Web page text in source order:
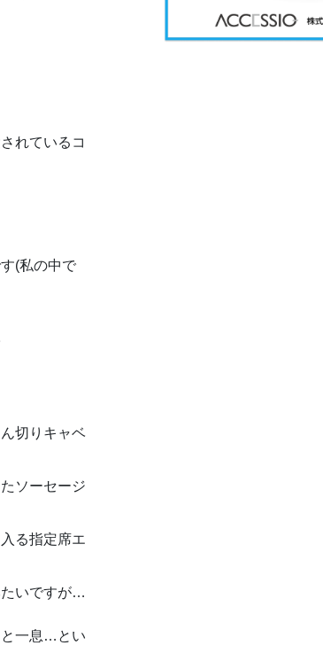
れているコ
(私の中で
切りキャベ
ソーセージ
る指定席エ
たいですが…
と一息…とい